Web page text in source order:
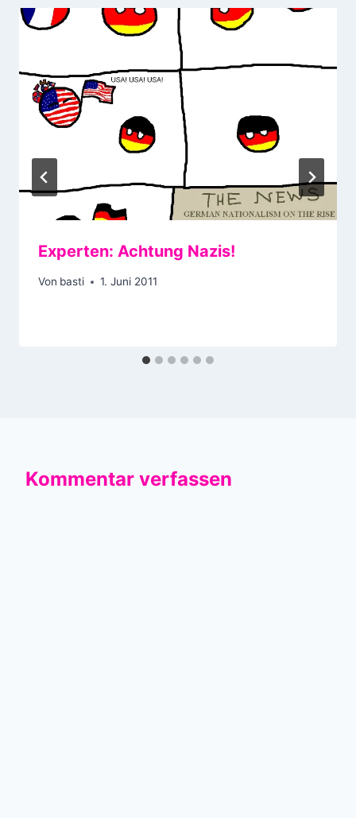
Experten: Achtung Nazis!
Von basti 1. Juni 2011
Kommentar verfassen